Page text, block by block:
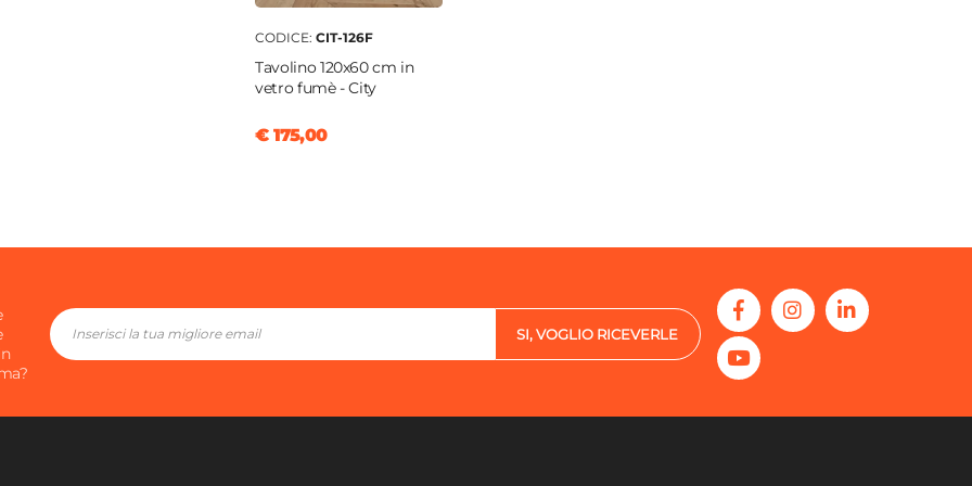
a polvere epossidica
poliuretanica
CODICE: CIT-126F
Tavolino 120x60 cm in
vetro fumè - City
€ 175,00
SI, VOGLIO RICEVERLE